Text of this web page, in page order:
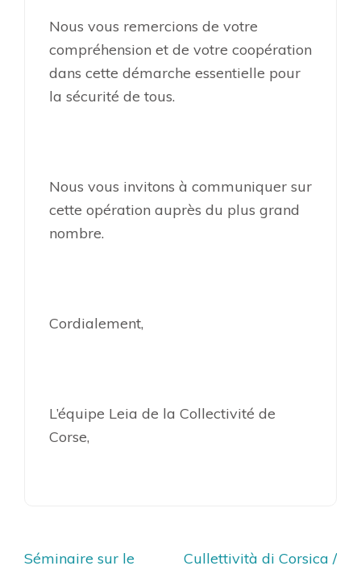
Nous vous remercions de votre
compréhension et de votre coopération
dans cette démarche essentielle pour
la sécurité de tous.
Nous vous invitons à communiquer sur
cette opération auprès du plus grand
nombre.
Cordialement,
L’équipe Leia de la Collectivité de
Corse,
Navigation
Séminaire sur le
Cullettività di Corsica /